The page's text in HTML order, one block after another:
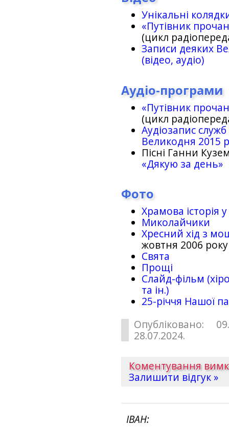
Унікальні
«Путівник
(цикл
Записи деяких
(відео, аудіо)
Аудіо-програми
«Путівник
(цикл
Аудіозапис
Великодня 2015
Пісні Ганни
«Дякую за день»
Фото
Храмова історія
Миколайчики
Хресний хід з
жовтня 2006 року
Свята
Прощі
Слайд-фільм
та ін.)
25-рiччя Нашої
Опубліковано:
28.07.2024.
Коментування
Залишити відгук »
ІВАН